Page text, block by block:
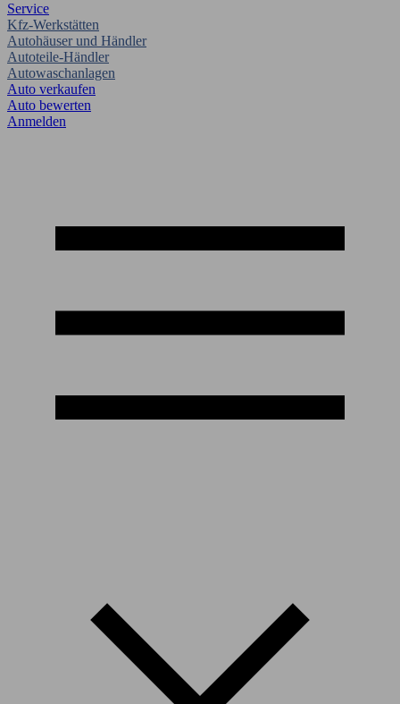
Service
Kfz-Werkstätten
Autohäuser und Händler
Autoteile-Händler
Autowaschanlagen
Auto verkaufen
Auto bewerten
Anmelden